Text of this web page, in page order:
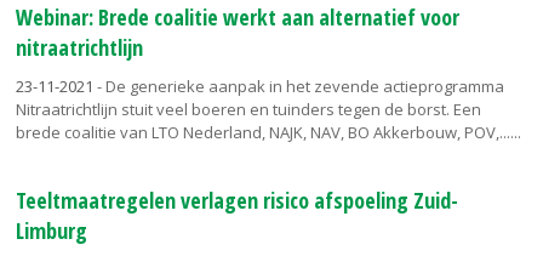
Webinar: Brede coalitie werkt aan alternatief voor
nitraatrichtlijn
23-11-2021 - De generieke aanpak in het zevende actieprogramma
Nitraatrichtlijn stuit veel boeren en tuinders tegen de borst. Een
brede coalitie van LTO Nederland, NAJK, NAV, BO Akkerbouw, POV,...
Teeltmaatregelen verlagen risico afspoeling Zuid-
Limburg